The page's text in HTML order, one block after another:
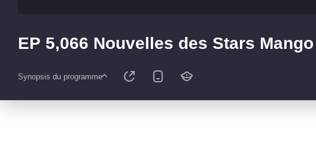
EP 5,066 Nouvelles des Stars
Synopsis du programme